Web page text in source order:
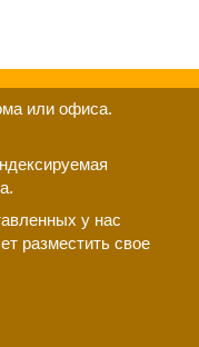
или офиса.
у нас
разместить свое